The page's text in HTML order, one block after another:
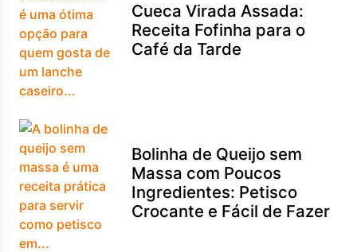
Cueca Virada Assada:
Receita Fofinha para o
Café da Tarde
Bolinha de Queijo sem
Massa com Poucos
Ingredientes: Petisco
Crocante e Fácil de Fazer